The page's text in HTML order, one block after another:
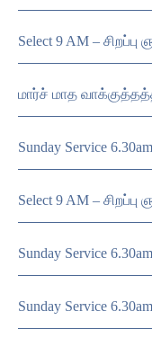
Select 9 AM –
மார்ச் மாத
Sunday Service
Select 9 AM –
Sunday Service
Sunday Service